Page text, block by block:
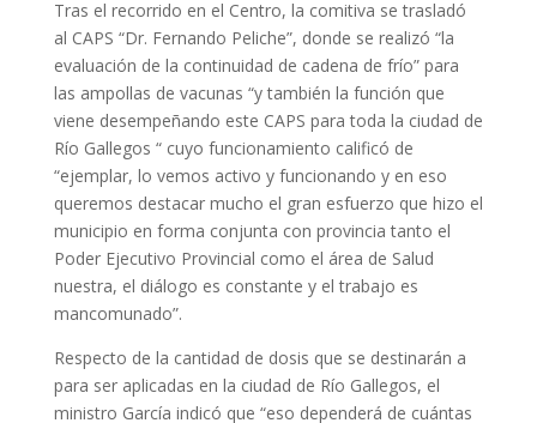
Tras el recorrido en el Centro, la comitiva se trasladó
al CAPS “Dr. Fernando Peliche”, donde se realizó “la
evaluación de la continuidad de cadena de frío” para
las ampollas de vacunas “y también la función que
viene desempeñando este CAPS para toda la ciudad de
Río Gallegos “ cuyo funcionamiento calificó de
“ejemplar, lo vemos activo y funcionando y en eso
queremos destacar mucho el gran esfuerzo que hizo el
municipio en forma conjunta con provincia tanto el
Poder Ejecutivo Provincial como el área de Salud
nuestra, el diálogo es constante y el trabajo es
mancomunado”.
Respecto de la cantidad de dosis que se destinarán a
para ser aplicadas en la ciudad de Río Gallegos, el
ministro García indicó que “eso dependerá de cuántas